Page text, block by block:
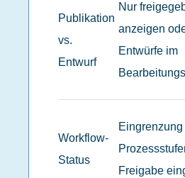
Publikation
vs.
Entwurf
Nur
anzeigen
Entwürfe im
Workflow-
Status
Freigabe